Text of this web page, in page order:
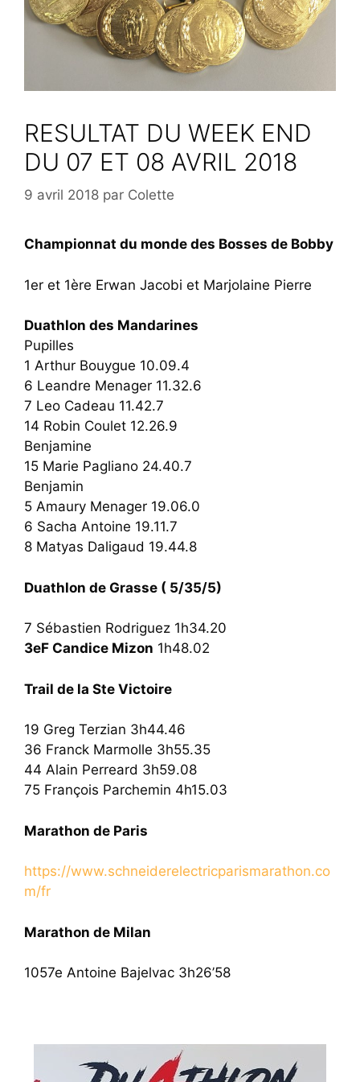
RESULTAT DU WEEK END
DU 07 ET 08 AVRIL 2018
9 avril 2018 par Colette
Championnat du monde des Bosses de Bobby
1er et 1ère Erwan Jacobi et Marjolaine Pierre
Duathlon des Mandarines
Pupilles
1 Arthur Bouygue 10.09.4
6 Leandre Menager 11.32.6
7 Leo Cadeau 11.42.7
14 Robin Coulet 12.26.9
Benjamine
15 Marie Pagliano 24.40.7
Benjamin
5 Amaury Menager 19.06.0
6 Sacha Antoine 19.11.7
8 Matyas Daligaud 19.44.8
Duathlon de Grasse ( 5/35/5)
7 Sébastien Rodriguez 1h34.20
3eF Candice Mizon 1h48.02
Trail de la Ste Victoire
19 Greg Terzian 3h44.46
36 Franck Marmolle 3h55.35
44 Alain Perreard 3h59.08
75 François Parchemin 4h15.03
Marathon de Paris
https://www.schneiderelectricparismarathon.co
m/fr
Marathon de Milan
1057e Antoine Bajelvac 3h26’58